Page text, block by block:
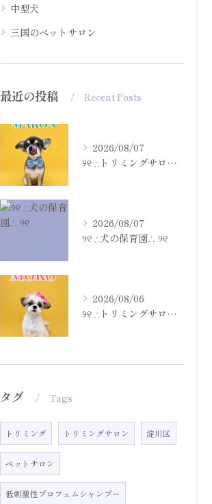
中型犬
三国のペットサロン
最近の投稿 Recent Posts
2026/08/07
୨୧ ∴トリミングサロン∴ ୨୧
2026/08/07
୨୧ ∴犬の保育園∴ ୨୧
2026/08/06
୨୧ ∴トリミングサロン∴ ୨୧
タグ Tags
トリミング トリミングサロン 淀川区
ペットサロン
低刺激性プロフェムシャンプー